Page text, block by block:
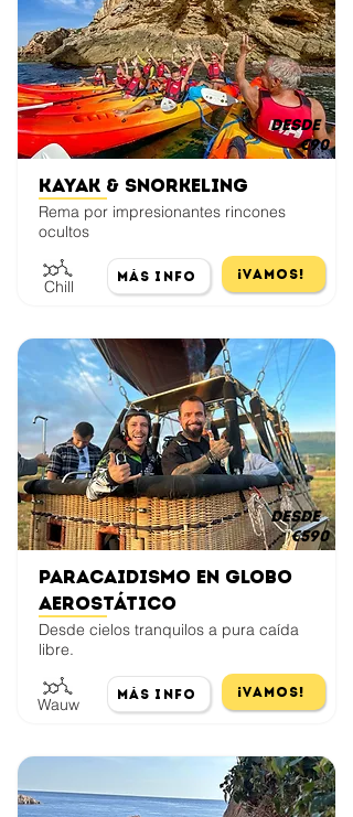
Kayak & Snorkeling
Rema por impresionantes rincones
ocultos
Chill
Más Info ¡Vamos!
€90
desde
Paracaidismo en globo
aerostático
Desde cielos tranquilos a pura caída
libre.
Wauw
Más Info ¡Vamos!
€590
desde